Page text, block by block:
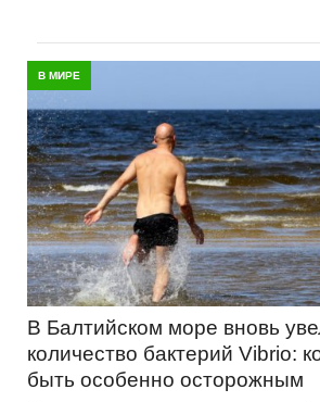
В МИРЕ
В Балтийском море вновь
количество бактерий Vibrio:
быть особенно осторожным